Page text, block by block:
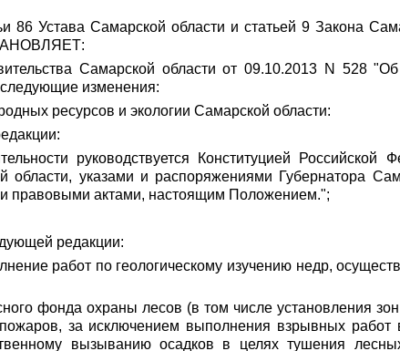
86 Устава Самарской области и статьей 9 Закона
Самарской области от 09.10.2013 N 528
следующие изменения:
ресурсов и экологии Самарской области:
руководствуется Конституцией Российской
области, указами и распоряжениями Губернатора
правовыми актами, настоящим Положением.";
редакции:
работ по геологическому изучению недр,
фонда охраны лесов (в том числе установления
за исключением выполнения взрывных
вызыванию осадков в целях тушения